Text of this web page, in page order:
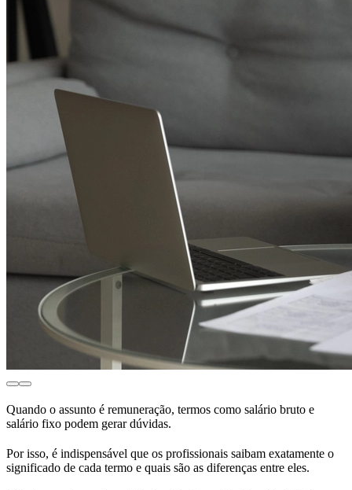
Quando o assunto é remuneração, termos como salário bruto e
salário fixo podem gerar dúvidas.
Por isso, é indispensável que os profissionais saibam exatamente o
significado de cada termo e quais são as diferenças entre eles.